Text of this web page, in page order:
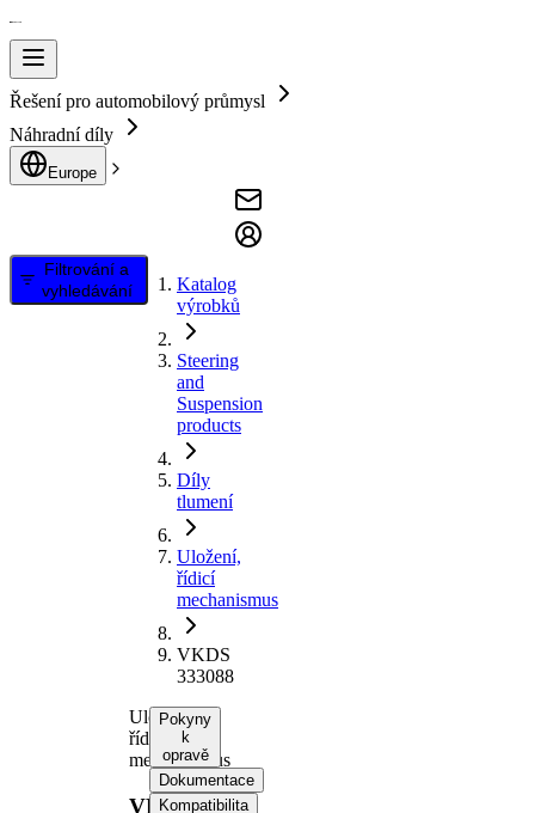
Řešení pro automobilový průmysl
Náhradní díly
Europe
Filtrování a
vyhledávání
Katalog
výrobků
Steering
and
Suspension
products
Díly
tlumení
Uložení,
řídicí
mechanismus
VKDS
333088
Uložení,
řídicí
mechanismus
VKDS
Pokyny
k
opravě
Dokumentace
Kompatibilita